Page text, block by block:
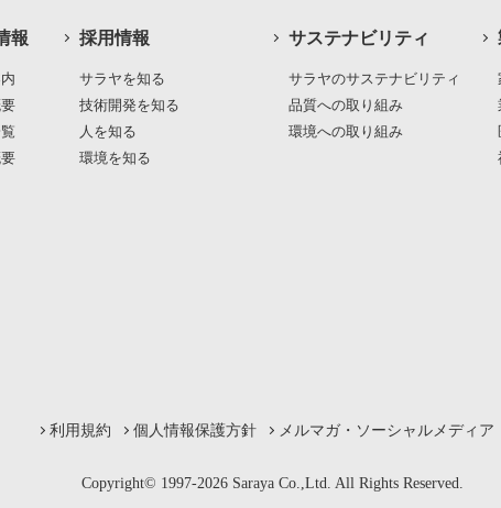
報 採用情報
サラヤを知る
技術開発を知る
人を知る
環境を知る
サステナビリティ
サラヤのサステナビリティ
品質への取り組み
環境への取り組み
利用規約 個人情報保護方針 メルマガ・ソーシャルメディア
Copyright© 1997-2026 Saraya Co.,Ltd. All Rights Reserved.